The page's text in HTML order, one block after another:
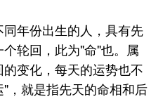
年份出生的人，具有先
轮回，此为"命"也。属
变化，每天的运势也不
，就是指先天的命相和后